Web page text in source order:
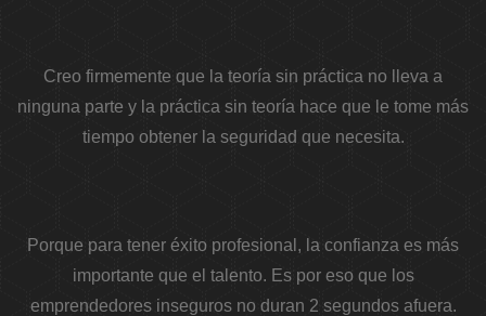
Creo firmemente que la teoría sin práctica no lleva a
ninguna parte y la práctica sin teoría hace que le tome más
tiempo obtener la seguridad que necesita.
Porque para tener éxito profesional, la confianza es más
importante que el talento. Es por eso que los
emprendedores inseguros no duran 2 segundos afuera.